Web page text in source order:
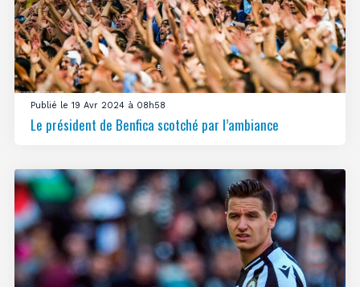
Publié le 19 Avr 2024 à 08h58
Le président de Benfica scotché par l’ambiance